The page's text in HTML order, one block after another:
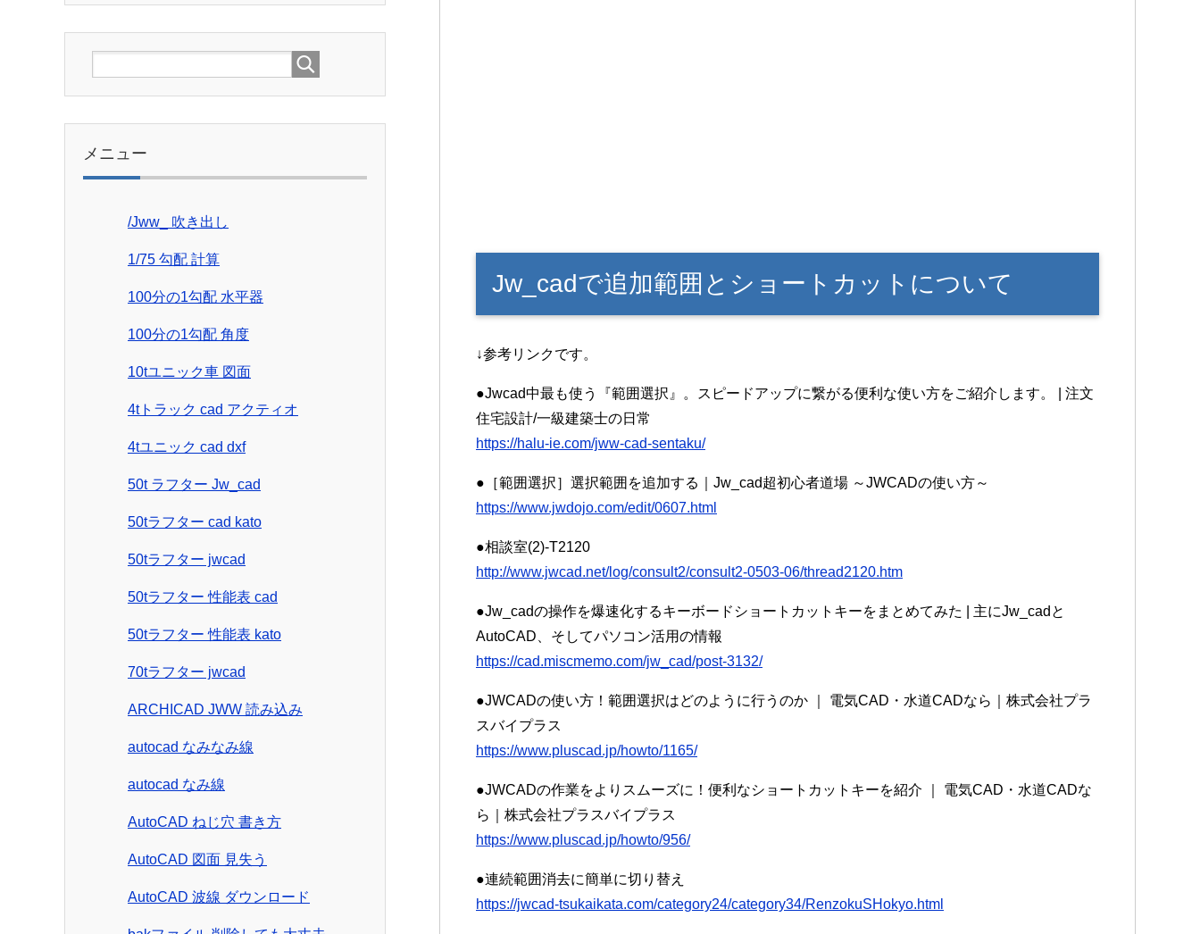
Jw_cadで追加範囲とショートカットについて
↓参考リンクです。
●Jwcad中最も使う『範囲選択』。スピードアップに繋がる便利な使い方をご紹介します。 | 注文
住宅設計/一級建築士の日常
https://halu-ie.com/jww-cad-sentaku/
●［範囲選択］選択範囲を追加する｜Jw_cad超初心者道場 ～JWCADの使い方～
https://www.jwdojo.com/edit/0607.html
●相談室(2)-T2120
http://www.jwcad.net/log/consult2/consult2-0503-06/thread2120.htm
●Jw_cadの操作を爆速化するキーボードショートカットキーをまとめてみた | 主にJw_cadと
AutoCAD、そしてパソコン活用の情報
https://cad.miscmemo.com/jw_cad/post-3132/
●JWCADの使い方！範囲選択はどのように行うのか ｜ 電気CAD・水道CADなら｜株式会社プラ
スバイプラス
https://www.pluscad.jp/howto/1165/
●JWCADの作業をよりスムーズに！便利なショートカットキーを紹介 ｜ 電気CAD・水道CADな
ら｜株式会社プラスバイプラス
https://www.pluscad.jp/howto/956/
●連続範囲消去に簡単に切り替え
https://jwcad-tsukaikata.com/category24/category34/RenzokuSHokyo.html
メニュー
/Jww_ 吹き出し
1/75 勾配 計算
100分の1勾配 水平器
100分の1勾配 角度
10tユニック車 図面
4tトラック cad アクティオ
4tユニック cad dxf
50t ラフター Jw_cad
50tラフター cad kato
50tラフター jwcad
50tラフター 性能表 cad
50tラフター 性能表 kato
70tラフター jwcad
ARCHICAD JWW 読み込み
autocad なみなみ線
autocad なみ線
AutoCAD ねじ穴 書き方
AutoCAD 図面 見失う
AutoCAD 波線 ダウンロード